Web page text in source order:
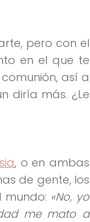
pero con el
en el que te
así a
diría más. ¿Le
, o en ambas
de gente, los
mundo: «No, yo
me mato a